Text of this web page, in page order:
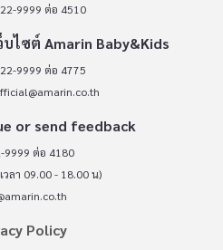
9999 ต่อ 4510
ไซต์ Amarin Baby&Kids
9999 ต่อ 4775
or send feedback
9999 ต่อ 4180
วลา 09.00 - 18.00 น)
Policy